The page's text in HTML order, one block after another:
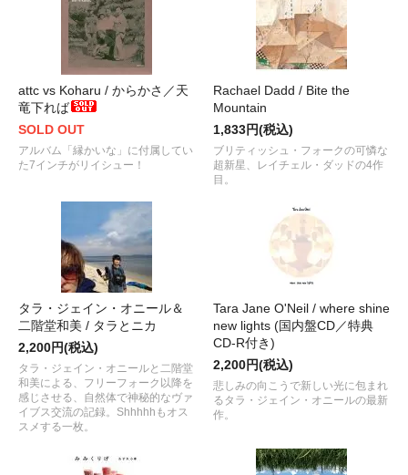
attc vs Koharu / からかさ／天
竜下れば
SOLD OUT
アルバム「縁かいな」に付属してい
た7インチがリイシュー！
Rachael Dadd / Bite the
Mountain
1,833円(税込)
ブリティッシュ・フォークの可憐な
超新星、レイチェル・ダッドの4作
目。
タラ・ジェイン・オニール＆
二階堂和美 / タラとニカ
2,200円(税込)
タラ・ジェイン・オニールと二階堂
和美による、フリーフォーク以降を
感じさせる、自然体で神秘的なヴァ
イブス交流の記録。Shhhhhもオス
スメする一枚。
Tara Jane O'Neil / where shine
new lights (国内盤CD／特典
CD-R付き)
2,200円(税込)
悲しみの向こうで新しい光に包まれ
るタラ・ジェイン・オニールの最新
作。